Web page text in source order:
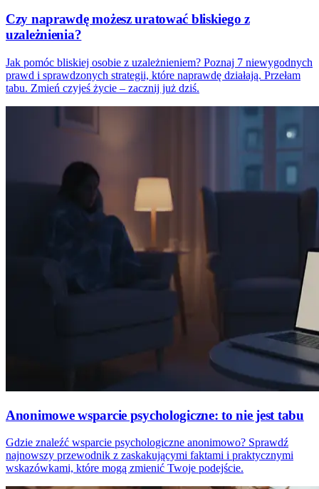
Czy naprawdę możesz uratować bliskiego z
uzależnienia?
Jak pomóc bliskiej osobie z uzależnieniem? Poznaj 7 niewygodnych
prawd i sprawdzonych strategii, które naprawdę działają. Przełam
tabu. Zmień czyjeś życie – zacznij już dziś.
Anonimowe wsparcie psychologiczne: to nie jest tabu
Gdzie znaleźć wsparcie psychologiczne anonimowo? Sprawdź
najnowszy przewodnik z zaskakującymi faktami i praktycznymi
wskazówkami, które mogą zmienić Twoje podejście.